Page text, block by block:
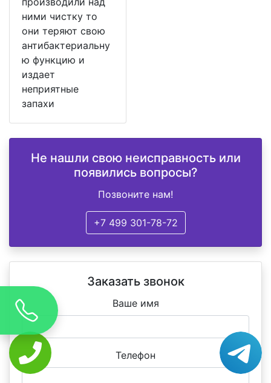
ними чистку то
они теряют свою
антибактериальну
ю функцию и
издает
неприятные
запахи
Не нашли свою неисправность или
появились вопросы?
Позвоните нам!
+7 499 301-78-72
Заказать звонок
Ваше имя
Телефон